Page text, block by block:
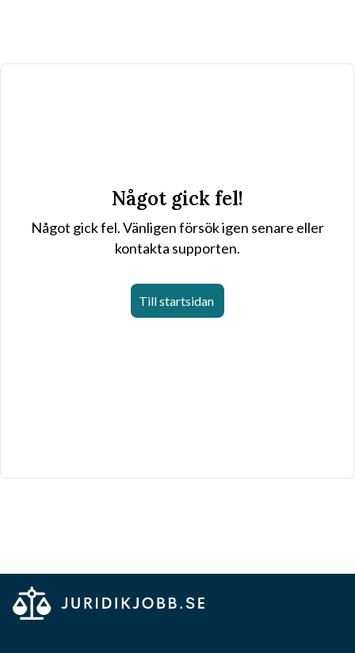
Något gick fel!
Något gick fel. Vänligen försök igen senare eller
kontakta supporten.
Till startsidan